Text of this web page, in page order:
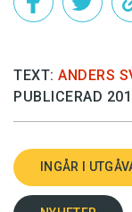
TEXT: ANDERS
PUBLICERAD
INGÅR I